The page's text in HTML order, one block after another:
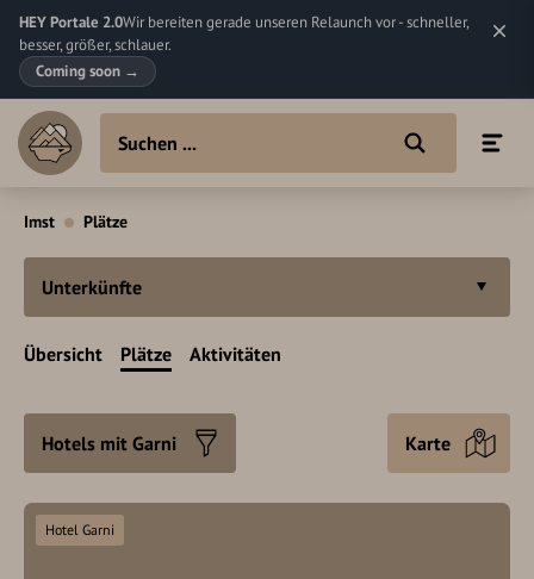
HEY Portale 2.0Wir bereiten gerade unseren Relaunch vor - schneller,
besser, größer, schlauer.
Coming soon →
Imst Plätze
Unterkünfte
Übersicht Plätze Aktivitäten
Hotels mit Garni Karte
Hotel Garni